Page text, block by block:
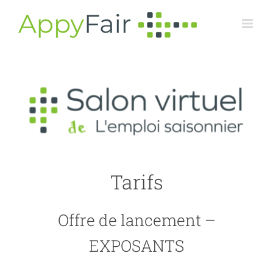
Tarifs
Offre de lancement –
EXPOSANTS